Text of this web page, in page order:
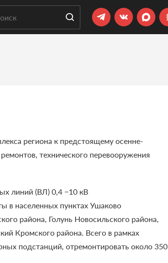
региона к предстоящему осенне-
технического перевооружения
линий (ВЛ) 0,4 −10 кВ
в населенных пунктах Ушаково
района, Голунь Новосильского района,
Кромского района. Всего в рамках
подстанций, отремонтировать около 350